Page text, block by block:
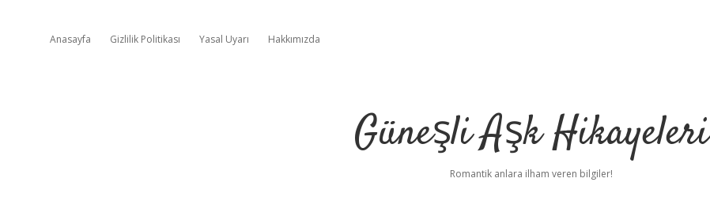
Anasayfa Gizlilik Politikası Yasal Uyarı Hakkımızda
Güneşli Aşk Hikayeleri
Romantik anlara ilham veren bilgiler!